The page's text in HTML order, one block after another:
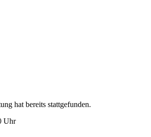
hat bereits stattgefunden.
Uhr